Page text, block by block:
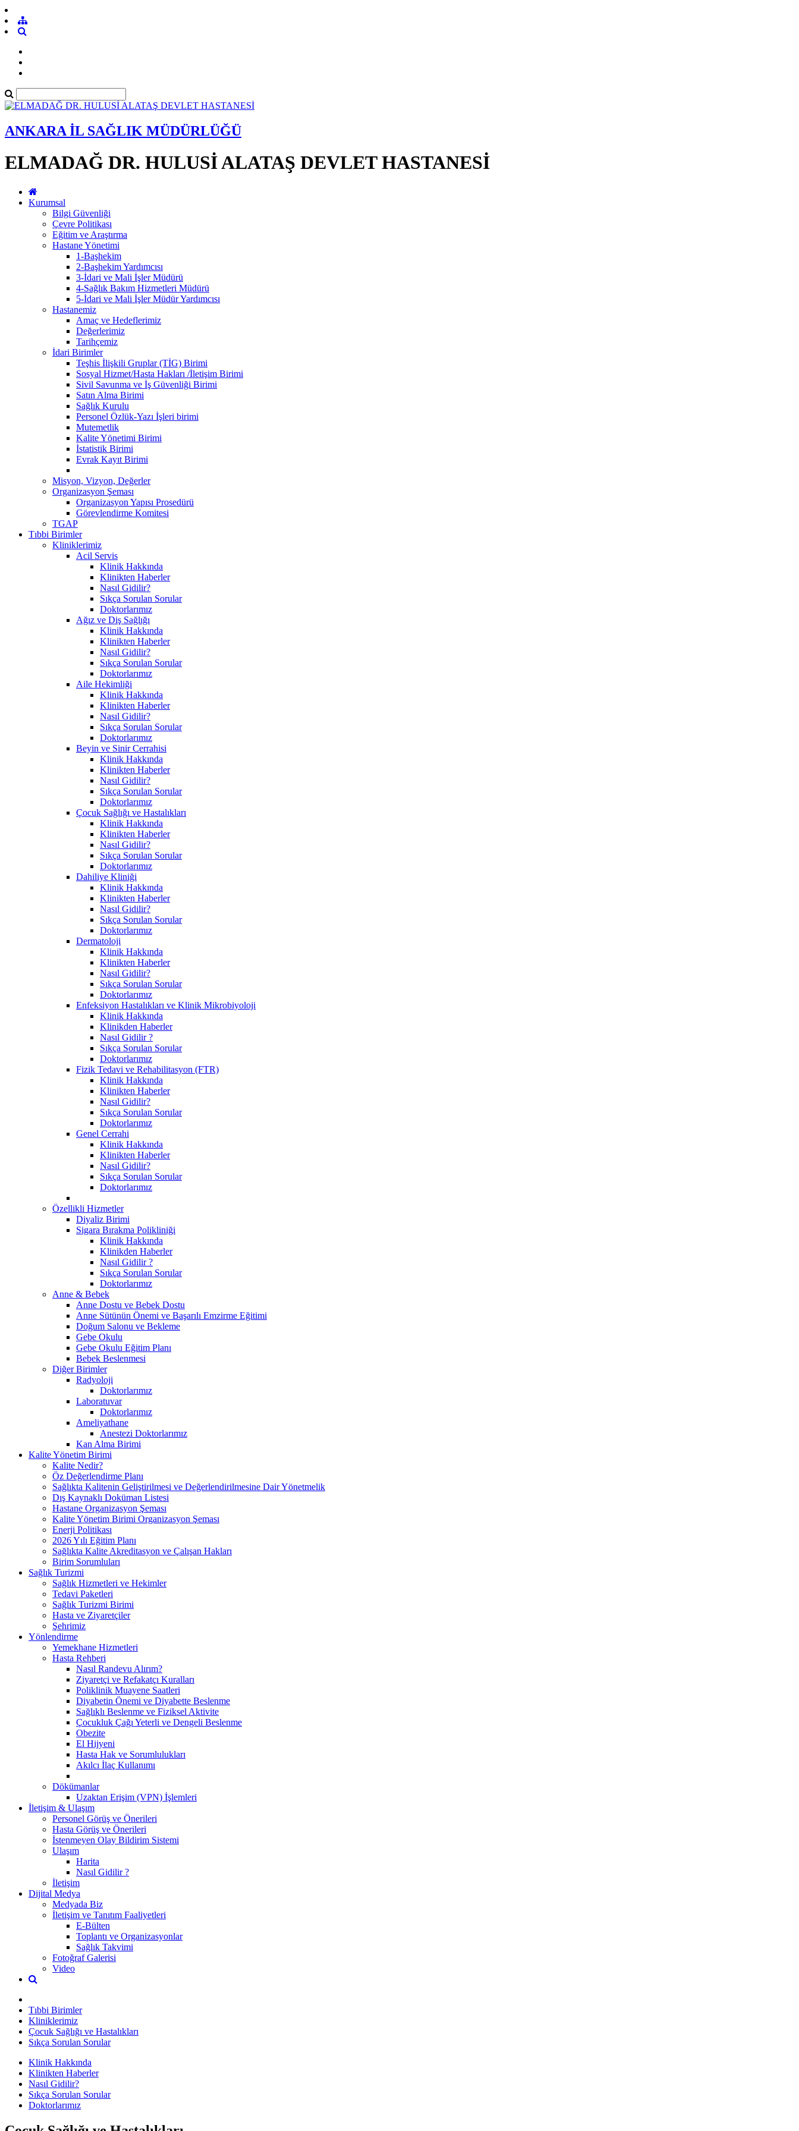
ANKARA İL SAĞLIK MÜDÜRLÜĞÜ
ELMADAĞ DR. HULUSİ ALATAŞ DEVLET HASTANESİ
Kurumsal
Bilgi Güvenliği
Çevre Politikası
Eğitim ve Araştırma
Hastane Yönetimi
1-Başhekim
2-Başhekim Yardımcısı
3-İdari ve Mali İşler Müdürü
4-Sağlık Bakım Hizmetleri Müdürü
5-İdari ve Mali İşler Müdür Yardımcısı
Hastanemiz
Amaç ve Hedeflerimiz
Değerlerimiz
Tarihçemiz
İdari Birimler
Teşhis İlişkili Gruplar (TİG) Birimi
Sosyal Hizmet/Hasta Hakları /İletişim Birimi
Sivil Savunma ve İş Güvenliği Birimi
Satın Alma Birimi
Sağlık Kurulu
Personel Özlük-Yazı İşleri birimi
Mutemetlik
Kalite Yönetimi Birimi
İstatistik Birimi
Evrak Kayıt Birimi
Misyon, Vizyon, Değerler
Organizasyon Şeması
Organizasyon Yapısı Prosedürü
Görevlendirme Komitesi
TGAP
Tıbbi Birimler
Kliniklerimiz
Acil Servis
Klinik Hakkında
Klinikten Haberler
Nasıl Gidilir?
Sıkça Sorulan Sorular
Doktorlarımız
Ağız ve Diş Sağlığı
Klinik Hakkında
Klinikten Haberler
Nasıl Gidilir?
Sıkça Sorulan Sorular
Doktorlarımız
Aile Hekimliği
Klinik Hakkında
Klinikten Haberler
Nasıl Gidilir?
Sıkça Sorulan Sorular
Doktorlarımız
Beyin ve Sinir Cerrahisi
Klinik Hakkında
Klinikten Haberler
Nasıl Gidilir?
Sıkça Sorulan Sorular
Doktorlarımız
Çocuk Sağlığı ve Hastalıkları
Klinik Hakkında
Klinikten Haberler
Nasıl Gidilir?
Sıkça Sorulan Sorular
Doktorlarımız
Dahiliye Kliniği
Klinik Hakkında
Klinikten Haberler
Nasıl Gidilir?
Sıkça Sorulan Sorular
Doktorlarımız
Dermatoloji
Klinik Hakkında
Klinikten Haberler
Nasıl Gidilir?
Sıkça Sorulan Sorular
Doktorlarımız
Enfeksiyon Hastalıkları ve Klinik Mikrobiyoloji
Klinik Hakkında
Klinikden Haberler
Nasıl Gidilir ?
Sıkça Sorulan Sorular
Doktorlarımız
Fizik Tedavi ve Rehabilitasyon (FTR)
Klinik Hakkında
Klinikten Haberler
Nasıl Gidilir?
Sıkça Sorulan Sorular
Doktorlarımız
Genel Cerrahi
Klinik Hakkında
Klinikten Haberler
Nasıl Gidilir?
Sıkça Sorulan Sorular
Doktorlarımız
Özellikli Hizmetler
Diyaliz Birimi
Sigara Bırakma Polikliniği
Klinik Hakkında
Klinikden Haberler
Nasıl Gidilir ?
Sıkça Sorulan Sorular
Doktorlarımız
Anne & Bebek
Anne Dostu ve Bebek Dostu
Anne Sütünün Önemi ve Başarılı Emzirme Eğitimi
Doğum Salonu ve Bekleme
Gebe Okulu
Gebe Okulu Eğitim Planı
Bebek Beslenmesi
Diğer Birimler
Radyoloji
Doktorlarımız
Laboratuvar
Doktorlarımız
Ameliyathane
Anestezi Doktorlarımız
Kan Alma Birimi
Kalite Yönetim Birimi
Kalite Nedir?
Öz Değerlendirme Planı
Sağlıkta Kalitenin Geliştirilmesi ve Değerlendirilmesine Dair Yönetmelik
Dış Kaynaklı Doküman Listesi
Hastane Organizasyon Şeması
Kalite Yönetim Birimi Organizasyon Şeması
Enerji Politikası
2026 Yılı Eğitim Planı
Sağlıkta Kalite Akreditasyon ve Çalışan Hakları
Birim Sorumluları
Sağlık Turizmi
Sağlık Hizmetleri ve Hekimler
Tedavi Paketleri
Sağlık Turizmi Birimi
Hasta ve Ziyaretçiler
Şehrimiz
Yönlendirme
Yemekhane Hizmetleri
Hasta Rehberi
Nasıl Randevu Alırım?
Ziyaretçi ve Refakatçı Kuralları
Poliklinik Muayene Saatleri
Diyabetin Önemi ve Diyabette Beslenme
Sağlıklı Beslenme ve Fiziksel Aktivite
Çocukluk Çağı Yeterli ve Dengeli Beslenme
Obezite
El Hijyeni
Hasta Hak ve Sorumlulukları
Akılcı İlaç Kullanımı
Dökümanlar
Uzaktan Erişim (VPN) İşlemleri
İletişim & Ulaşım
Personel Görüş ve Önerileri
Hasta Görüş ve Önerileri
İstenmeyen Olay Bildirim Sistemi
Ulaşım
Harita
Nasıl Gidilir ?
İletişim
Dijital Medya
Medyada Biz
İletişim ve Tanıtım Faaliyetleri
E-Bülten
Toplantı ve Organizasyonlar
Sağlık Takvimi
Fotoğraf Galerisi
Video
Tıbbi Birimler
Kliniklerimiz
Çocuk Sağlığı ve Hastalıkları
Sıkça Sorulan Sorular
Klinik Hakkında
Klinikten Haberler
Nasıl Gidilir?
Sıkça Sorulan Sorular
Doktorlarımız